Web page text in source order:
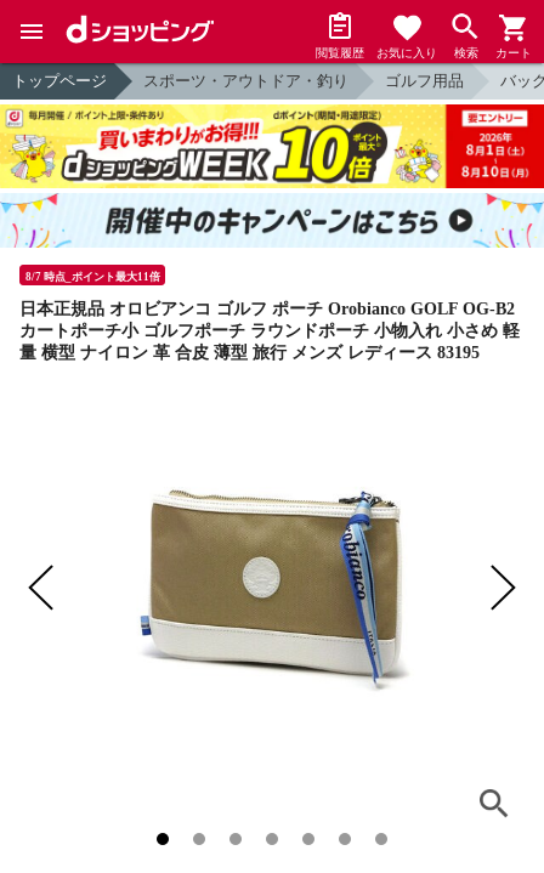
閲覧履歴 お気に入り 検索 カート
トップページ スポーツ・アウトドア・釣り ゴルフ用品 バッ
8/7 時点_ポイント最大11倍
日本正規品 オロビアンコ ゴルフ ポーチ Orobianco GOLF OG-B2
カートポーチ小 ゴルフポーチ ラウンドポーチ 小物入れ 小さめ 軽
量 横型 ナイロン 革 合皮 薄型 旅行 メンズ レディース 83195